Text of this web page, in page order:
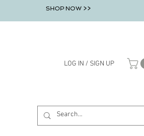
SHOP NOW >>
LOG IN / SIGN UP